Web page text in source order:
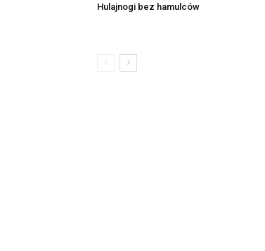
Hulajnogi bez hamulców